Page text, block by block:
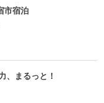
市宿泊
、まるっと！